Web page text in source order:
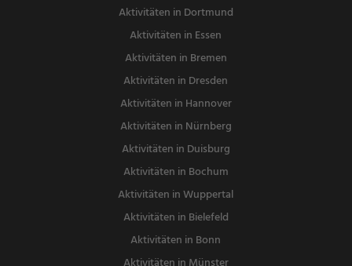
Aktivitäten in Dortmund
Aktivitäten in Essen
Aktivitäten in Bremen
Aktivitäten in Dresden
Aktivitäten in Hannover
Aktivitäten in Nürnberg
Aktivitäten in Duisburg
Aktivitäten in Bochum
Aktivitäten in Wuppertal
Aktivitäten in Bielefeld
Aktivitäten in Bonn